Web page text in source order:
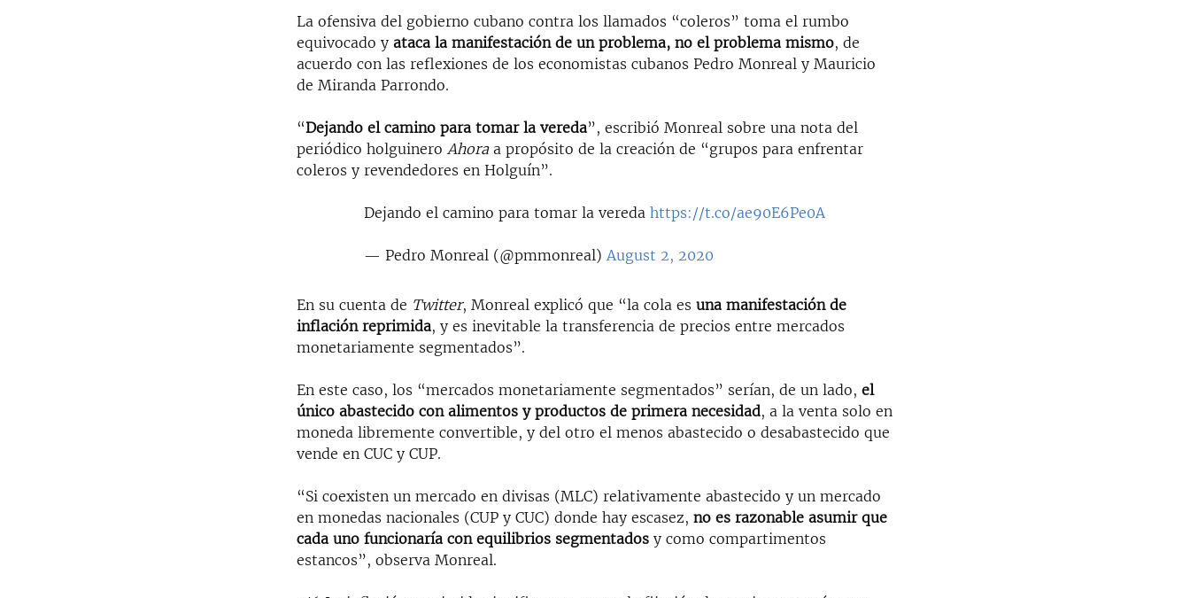
La ofensiva del gobierno cubano contra los llamados “coleros” toma el rumbo
equivocado yataca la manifestación de un problema, no el problema mismo, de
acuerdo con las reflexiones de los economistas cubanos Pedro Monreal y Mauricio
de Miranda Parrondo.
“Dejando el camino para tomar la vereda”, escribió Monreal sobre una nota del
periódico holguineroAhoraa propósito de la creación de “grupos para enfrentar
coleros y revendedores en Holguín”.
Dejando el camino para tomar la veredahttps://t.co/ae90E6Pe0A
— Pedro Monreal (@pmmonreal)August 2, 2020
En su cuenta de Twitter, Monreal explicó que “la cola esuna manifestación de
inflación reprimida, y es inevitable la transferencia de precios entre mercados
monetariamente segmentados”.
En este caso, los “mercados monetariamente segmentados” serían, de un lado,el
único abastecido con alimentos y productos de primera necesidad, a la venta solo en
moneda libremente convertible, y del otro el menos abastecido o desabastecido que
vende en CUC y CUP.
“Si coexisten un mercado en divisas (MLC) relativamente abastecido y un mercado
en monedas nacionales (CUP y CUC) donde hay escasez,no es razonable asumir que
cada uno funcionaría con equilibrios segmentados y como compartimentos
estancos”, observa Monreal.